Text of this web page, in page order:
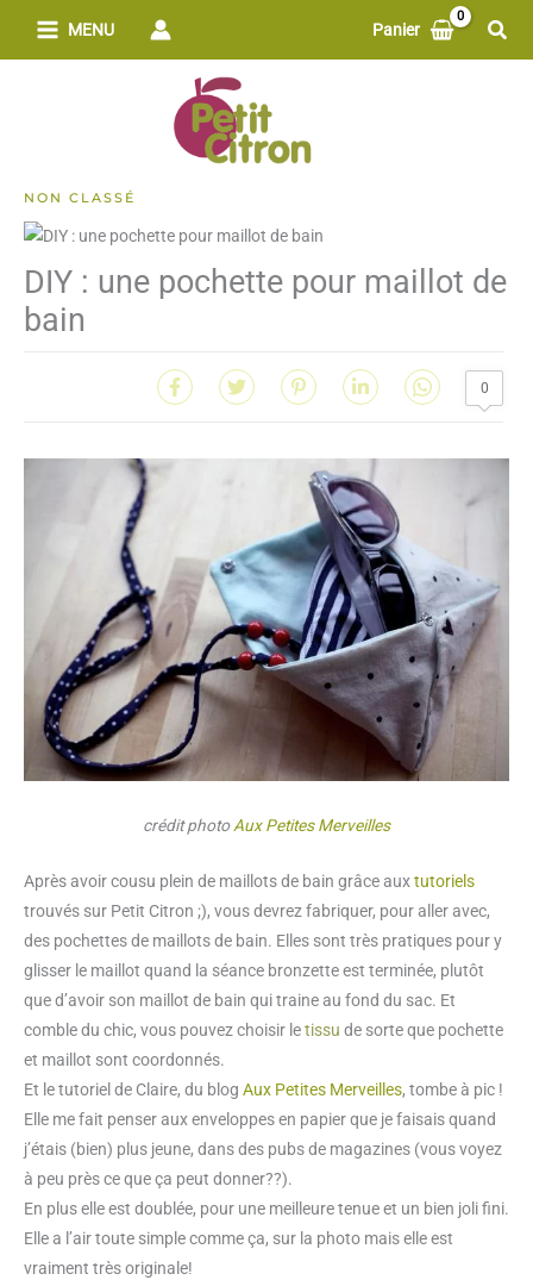
MENU Panier
NON CLASSÉ
DIY : une pochette pour maillot de
bain
0
crédit photoAux Petites Merveilles
Après avoir cousu plein de maillots de bain grâce auxtutoriels
trouvés sur Petit Citron ;), vous devrez fabriquer, pour aller avec,
des pochettes de maillots de bain. Elles sont très pratiques pour y
glisser le maillot quand la séance bronzette est terminée, plutôt
que d’avoir son maillot de bain qui traine au fond du sac. Et
comble du chic, vous pouvez choisir letissu de sorte que pochette
et maillot sont coordonnés.
Et le tutoriel de Claire, du blog Aux Petites Merveilles, tombe à pic !
Elle me fait penser aux enveloppes en papier que je faisais quand
j’étais (bien) plus jeune, dans des pubs de magazines (vous voyez
à peu près ce que ça peut donner??).
En plus elle est doublée, pour une meilleure tenue et un bien joli fini.
Elle a l’air toute simple comme ça, sur la photo mais elle est
vraiment très originale!